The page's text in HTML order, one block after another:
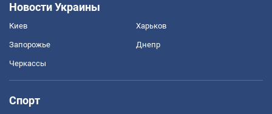
Новости Украины
Киев Харьков
Запорожье Днепр
Черкассы
Спорт